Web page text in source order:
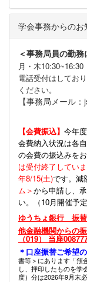
学会事務からのお
＜事務局員の勤務
月・木10:30~16:30
電話受付はしてお
ください。
【事務局メール
【会費振込】 今年
会費納入状況は各
の会費の振込みを
は受付終了してい
年8/15(土)です。減
ム＞から申請し、
い。（10月開催予
ゆうちょ銀行 振
他金融機関からの
（019） 当座
＊口座振替ご希望
書等＞にあります「預
し、押印したものを学
度）分は2026年9月末